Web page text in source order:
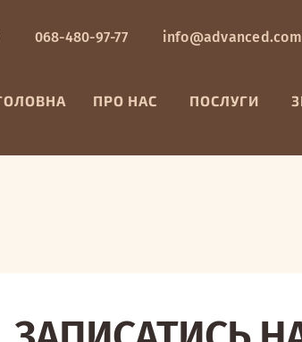
068-480-97-77
ПРО НАС ПОСЛУГИ